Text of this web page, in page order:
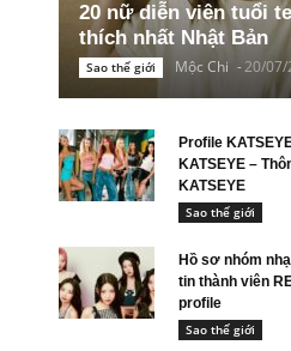
20 nữ diễn viên tuổi
thích nhất Nhật Bản
Sao thế giới Mộc Chi -20/07/
Profile
KATSEYE –
KATSEYE
Sao thế giới
Hồ sơ nhóm
tin thành viên
profile
Sao thế giới